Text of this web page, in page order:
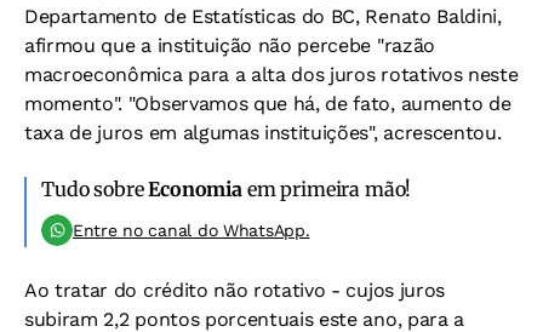
Departamento de Estatísticas do BC, Renato Baldini,
afirmou que a instituição não percebe "razão
macroeconômica para a alta dos juros rotativos neste
momento". "Observamos que há, de fato, aumento de
taxa de juros em algumas instituições", acrescentou.
Tudo sobreEconomiaem primeira mão!
Entre no canal do WhatsApp.
Ao tratar do crédito não rotativo - cujos juros
subiram 2,2 pontos porcentuais este ano, para a